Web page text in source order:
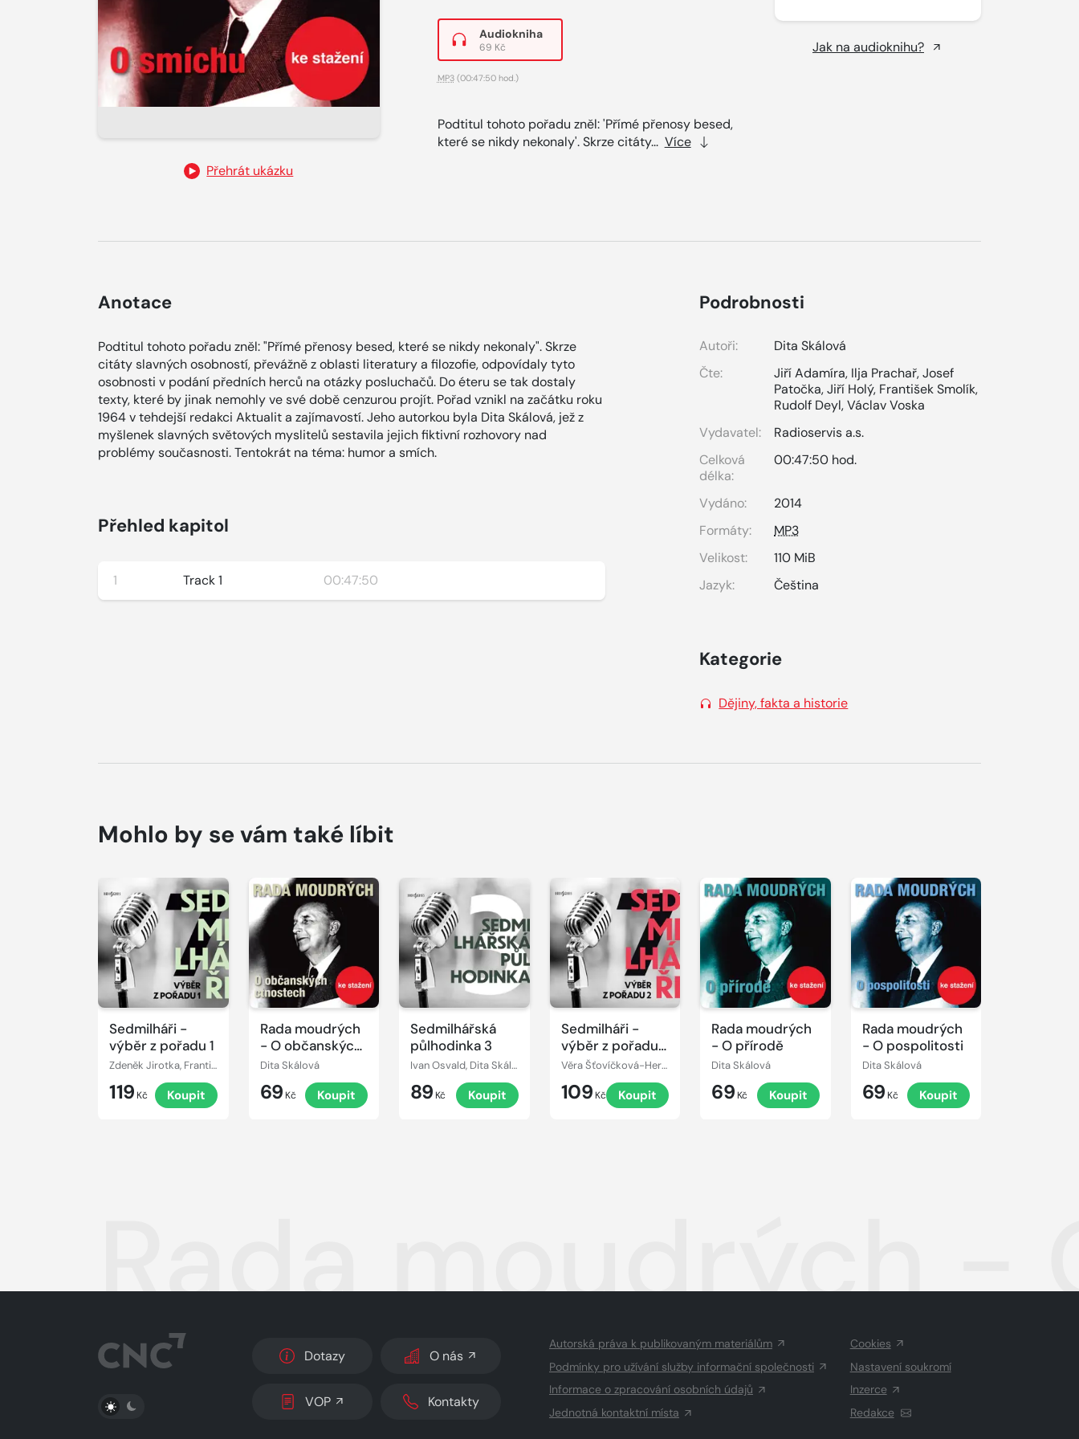
Přehrát ukázku
Audiokniha
69 Kč
MP3(00:47:50 hod.)
Podtitul tohoto pořadu zněl: 'Přímé přenosy besed,
které se nikdy nekonaly'. Skrze citáty... Více
Jak na audioknihu?
Anotace
Podtitul tohoto pořadu zněl: "Přímé přenosy besed, které se nikdy nekonaly". Skrze
citáty slavných osobností, převážně z oblasti literatury a filozofie, odpovídaly tyto
osobnosti v podání předních herců na otázky posluchačů. Do éteru se tak dostaly
texty, které by jinak nemohly ve své době cenzurou projít. Pořad vznikl na začátku roku
1964 v tehdejší redakci Aktualit a zajímavostí. Jeho autorkou byla Dita Skálová, jež z
myšlenek slavných světových myslitelů sestavila jejich fiktivní rozhovory nad
problémy současnosti. Tentokrát na téma: humor a smích.
Přehled kapitol
1 Track 1 00:47:50
Podrobnosti
Autoři:
Dita Skálová
Čte:
Jiří Adamíra, Ilja Prachař,Josef
Patočka,Jiří Holý, František Smolík,
Rudolf Deyl,Václav Voska
Vydavatel:
Radioservis a.s.
Celková
délka:
00:47:50 hod.
Vydáno:
2014
Formáty:
MP3
Velikost:
110 MiB
Jazyk:
Čeština
Kategorie
Dějiny, fakta a historie
Mohlo by se vám také líbit
Sedmilháři -
výběr z pořadu 1
Zdeněk Jirotka, František Vlček, Dita Skálová, Vladimír Kalina
119 Kč Koupit
Přehrát
ukázku
Rada moudrých
- O občanských
ctnostech
Dita Skálová
69 Kč Koupit
Přehrát
ukázku
Sedmilhářská
půlhodinka 3
Ivan Osvald, Dita Skálová, Zdeněk Jirotka, Martin Frič, Jindřiška Smetanová
89 Kč Koupit
Přehrát
ukázku
Sedmilháři -
výběr z pořadu
2
Věra Šťovíčková-Heroldová, Dita Skálová
109 Kč Koupit
Přehrát
ukázku
Rada moudrých
- O přírodě
Dita Skálová
69 Kč Koupit
Přehrát
ukázku
Rada moudrých
- O pospolitosti
Dita Skálová
69 Kč Koupit
Rada moudrých -
PŘEPNOUT SVĚTLÝ/TMAVÝ REŽIM
Dotazy O nás
VOP Kontakty
Autorská práva k publikovaným materiálům
Podmínky pro užívání služby informační společnosti
Informace o zpracování osobních údajů
Jednotná kontaktní místa
Cookies
Nastavení soukromí
Inzerce
Redakce